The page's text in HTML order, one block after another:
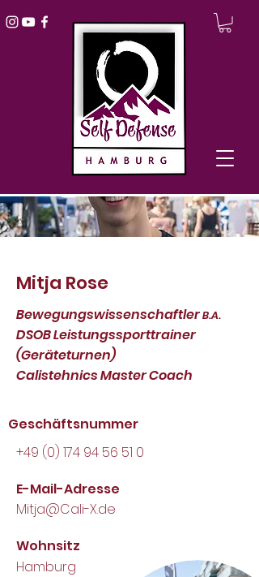
Mitja Rose
BewegungswissenschaftlerB.A.
DSOB Leistungssporttrainer
(Geräteturnen)
Calistehnics Master Coach
Geschäftsnummer
+49 (0) 174 94 56 51 0
E-Mail-Adresse
Mitja@Cali-X.de
Wohnsitz
Hamburg